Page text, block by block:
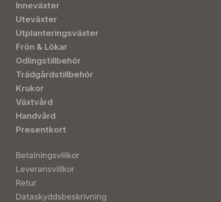
Inneväxter
Uteväxter
Utplanteringsväxter
Frön & Lökar
Odlingstillbehör
Trädgårdstillbehör
Krukor
Växtvård
Handvård
Presentkort
Betalningsvillkor
Leveransvillkor
Retur
Dataskyddsbeskrivning